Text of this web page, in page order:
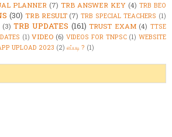
PLANNER (7) TRB ANSWER KEY (4) TRB BEO
(30) TRB RESULT (7) TRB SPECIAL TEACHERS (1)
(3) TRB UPDATES (161) TRUST EXAM (4) TTSE
(1) VIDEO (6) VIDEOS FOR TNPSC (1) WEBSITE
UPLOAD 2023 (2) எப்படி ? (1)